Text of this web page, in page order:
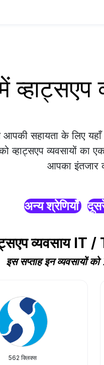
आपकी सहायता के लिए
व्हाट्सएप व्यवसायों का
आपका इंतजार
अन्य श्रेणियाँ
व्यवसाय
इस सप्ताह इन व्यवसायों
562 क्लिक्स